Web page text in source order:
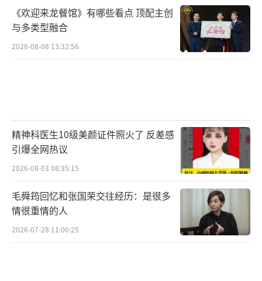
《欢迎来龙餐馆》有哪些看点 顶配主创
与多类型融合
2026-08-08 13:32:56
精神科医生10级美颜证件照火了 反差感
引爆全网热议
2026-08-03 08:35:15
毛舜筠回忆和张国荣交往经历：是很多
情很重情的人
2026-07-28 11:00:25